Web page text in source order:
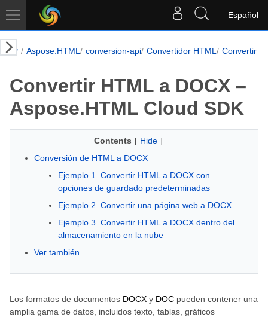
Español
Aspose.HTML conversion-api Convertidor HTML Convertir
Convertir HTML a DOCX –
Aspose.HTML Cloud SDK
Contents [ Hide ]
Conversión de HTML a DOCX
Ejemplo 1. Convertir HTML a DOCX con
opciones de guardado predeterminadas
Ejemplo 2. Convertir una página web a DOCX
Ejemplo 3. Convertir HTML a DOCX dentro del
almacenamiento en la nube
Ver también
Los formatos de documentos DOCX y DOC pueden contener una
amplia gama de datos, incluidos texto, tablas, gráficos